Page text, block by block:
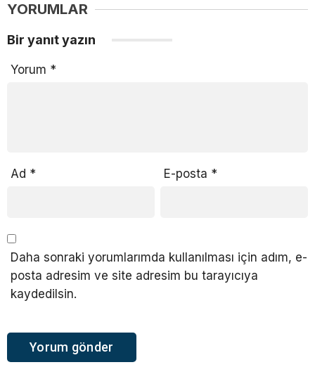
YORUMLAR
Bir yanıt yazın
Yorum *
Ad * E-posta *
Daha sonraki yorumlarımda kullanılması için adım, e-
posta adresim ve site adresim bu tarayıcıya
kaydedilsin.